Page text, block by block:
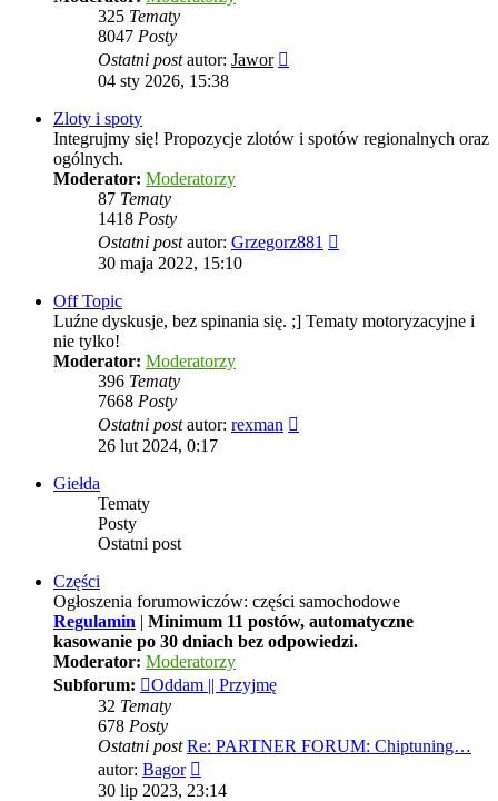
325 Tematy
8047 Posty
Ostatni postautor: Jawor
04 sty 2026, 15:38
Zloty i spoty
Integrujmy się! Propozycje zlotów i spotów regionalnych oraz
ogólnych.
Moderator: Moderatorzy
87 Tematy
1418 Posty
Ostatni postautor: Grzegorz881
30 maja 2022, 15:10
Off Topic
Luźne dyskusje, bez spinania się. ;] Tematy motoryzacyjne i
nie tylko!
Moderator: Moderatorzy
396 Tematy
7668 Posty
Ostatni postautor: rexman
26 lut 2024, 0:17
Giełda
Tematy
Posty
Ostatni post
Części
Ogłoszenia forumowiczów: części samochodowe
Regulamin | Minimum 11 postów, automatyczne
kasowanie po 30 dniach bez odpowiedzi.
Moderator: Moderatorzy
Subforum:
Oddam || Przyjmę
32 Tematy
678 Posty
Ostatni post Re: PARTNER FORUM: Chiptuning…
autor: Bagor
najnowszy
30 lip 2023, 23:14